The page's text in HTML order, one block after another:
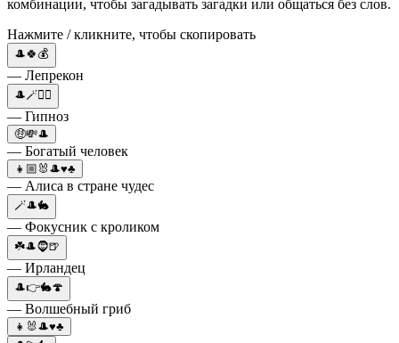
комбинации, чтобы загадывать загадки или общаться без слов.
Нажмите / кликните, чтобы скопировать
🎩🍀💰
— Лепрекон
🎩🪄😵‍💫
— Гипноз
🤑💸🎩
— Богатый человек
👧🏼🐰🎩♥️♣️
— Алиса в стране чудес
🪄🎩🐇
— Фокусник с кроликом
☘️🎩🧔🍺
— Ирландец
🎩👉🐇🍄
— Волшебный гриб
👧🐰🎩♥️♣️